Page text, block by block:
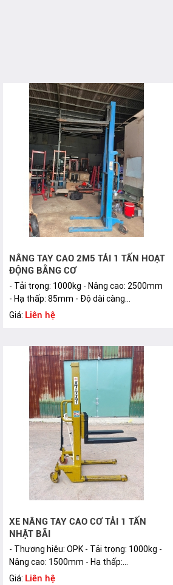
NÂNG TAY CAO 2M5 TẢI 1 TẤN HOẠT
ĐỘNG BẰNG CƠ
- Tải trọng: 1000kg - Nâng cao: 2500mm
- Hạ thấp: 85mm - Độ dài càng...
Giá: Liên hệ
XE NÂNG TAY CAO CƠ TẢI 1 TẤN
NHẬT BÃI
- Thương hiệu: OPK - Tải trọng: 1000kg -
Nâng cao: 1500mm - Hạ thấp:...
Giá: Liên hệ